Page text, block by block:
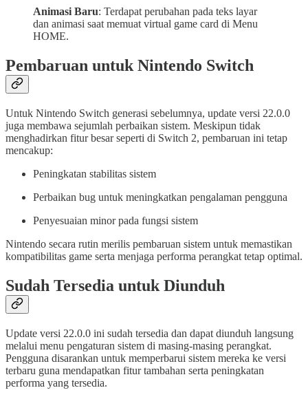
Animasi Baru: Terdapat perubahan pada teks layar
dan animasi saat memuat virtual game card di Menu
HOME.
Pembaruan untuk Nintendo Switch
Untuk Nintendo Switch generasi sebelumnya, update versi 22.0.0
juga membawa sejumlah perbaikan sistem. Meskipun tidak
menghadirkan fitur besar seperti di Switch 2, pembaruan ini tetap
mencakup:
Peningkatan stabilitas sistem
Perbaikan bug untuk meningkatkan pengalaman pengguna
Penyesuaian minor pada fungsi sistem
Nintendo secara rutin merilis pembaruan sistem untuk memastikan
kompatibilitas game serta menjaga performa perangkat tetap optimal.
Sudah Tersedia untuk Diunduh
Update versi 22.0.0 ini sudah tersedia dan dapat diunduh langsung
melalui menu pengaturan sistem di masing-masing perangkat.
Pengguna disarankan untuk memperbarui sistem mereka ke versi
terbaru guna mendapatkan fitur tambahan serta peningkatan
performa yang tersedia.